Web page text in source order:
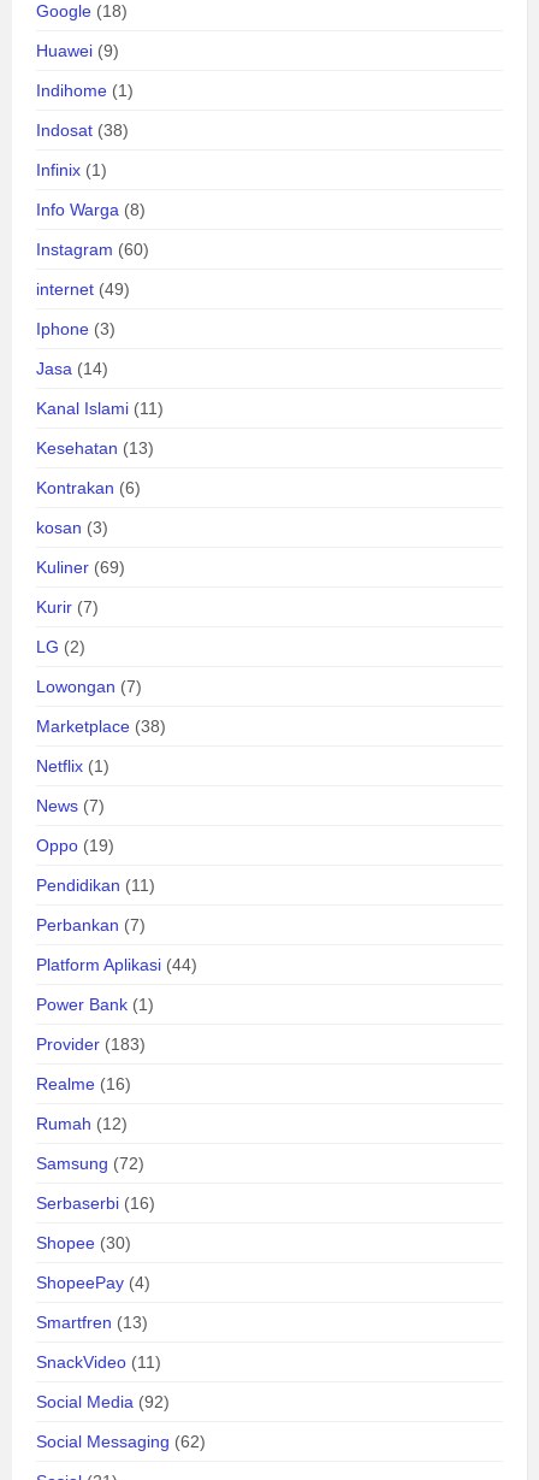
Google (18)
Huawei (9)
Indihome (1)
Indosat (38)
Infinix (1)
Info Warga (8)
Instagram (60)
internet (49)
Iphone (3)
Jasa (14)
Kanal Islami (11)
Kesehatan (13)
Kontrakan (6)
kosan (3)
Kuliner (69)
Kurir (7)
LG (2)
Lowongan (7)
Marketplace (38)
Netflix (1)
News (7)
Oppo (19)
Pendidikan (11)
Perbankan (7)
Platform Aplikasi (44)
Power Bank (1)
Provider (183)
Realme (16)
Rumah (12)
Samsung (72)
Serbaserbi (16)
Shopee (30)
ShopeePay (4)
Smartfren (13)
SnackVideo (11)
Social Media (92)
Social Messaging (62)